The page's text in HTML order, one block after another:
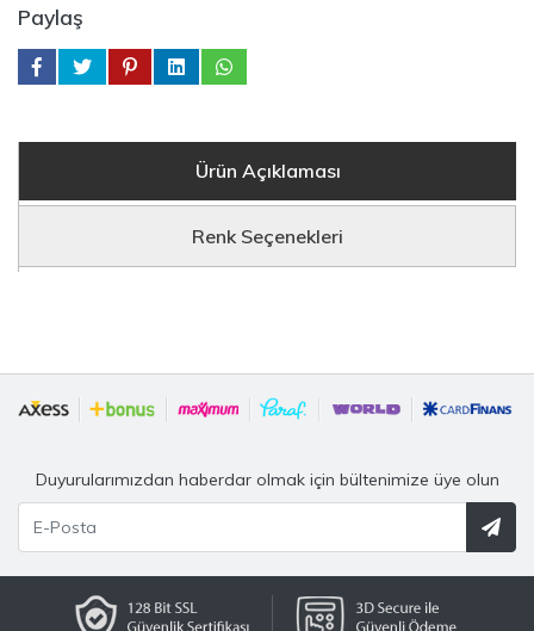
Paylaş
Ürün Açıklaması
Renk Seçenekleri
Duyurularımızdan haberdar olmak için bültenimize üye olun